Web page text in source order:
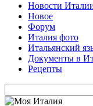
Новости
Новое
Форум
Италия фото
Итальянский
Документы в
Рецепты